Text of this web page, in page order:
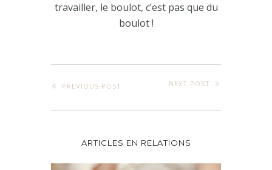
travailler, le boulot, c’est pas que du
boulot !
PREVIOUS POST NEXT POST
ARTICLES EN RELATIONS